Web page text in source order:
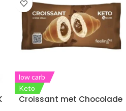
low carb
Keto
Croissant met Chocolade